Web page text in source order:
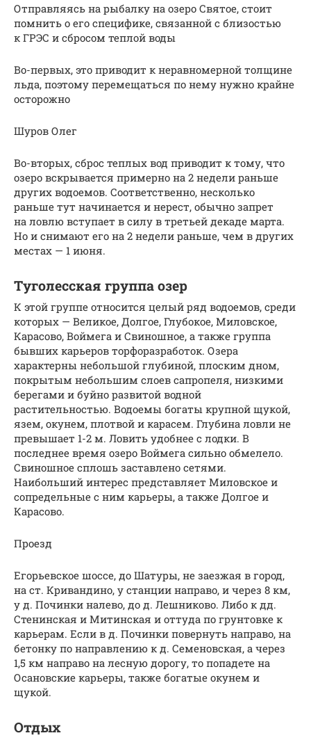
Отправляясь на рыбалку на озеро Святое, стоит
помнить о его специфике, связанной с близостью
к ГРЭС и сбросом теплой воды
Во-первых, это приводит к неравномерной толщине
льда, поэтому перемещаться по нему нужно крайне
осторожно
Шуров Олег
Во-вторых, сброс теплых вод приводит к тому, что
озеро вскрывается примерно на 2 недели раньше
других водоемов. Соответственно, несколько
раньше тут начинается и нерест, обычно запрет
на ловлю вступает в силу в третьей декаде марта.
Но и снимают его на 2 недели раньше, чем в других
местах — 1 июня.
Туголесская группа озер
К этой группе относится целый ряд водоемов, среди
которых — Великое, Долгое, Глубокое, Миловское,
Карасово, Воймега и Свиношное, а также группа
бывших карьеров торфоразработок. Озера
характерны небольшой глубиной, плоским дном,
покрытым небольшим слоев сапропеля, низкими
берегами и буйно развитой водной
растительностью. Водоемы богаты крупной щукой,
язем, окунем, плотвой и карасем. Глубина ловли не
превышает 1-2 м. Ловить удобнее с лодки. В
последнее время озеро Воймега сильно обмелело.
Свиношное сплошь заставлено сетями.
Наибольший интерес представляет Миловское и
сопредельные с ним карьеры, а также Долгое и
Карасово.
Проезд
Егорьевское шоссе, до Шатуры, не заезжая в город,
на ст. Кривандино, у станции направо, и через 8 км,
у д. Починки налево, до д. Лешниково. Либо к дд.
Стенинская и Митинская и оттуда по грунтовке к
карьерам. Если в д. Починки повернуть направо, на
бетонку по направлению к д. Семеновская, а через
1,5 км направо на лесную дорогу, то попадете на
Осановские карьеры, также богатые окунем и
щукой.
Отдых